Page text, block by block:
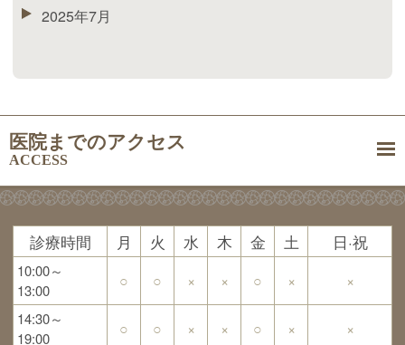
2025年7月
医院までのアクセス
ACCESS
診療時間 月 火 水 木 金 土 日·祝
10:00～
13:00
○ ○ × × ○ × ×
14:30～
19:00
○ ○ × × ○ × ×